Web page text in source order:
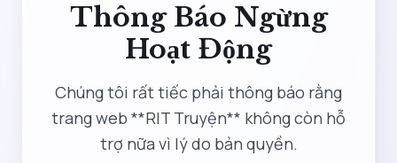
Thông Báo Ngừng
Hoạt Động
Chúng tôi rất tiếc phải thông báo rằng
trang web **RIT Truyện** không còn hỗ
trợ nữa vì lý do bản quyền.